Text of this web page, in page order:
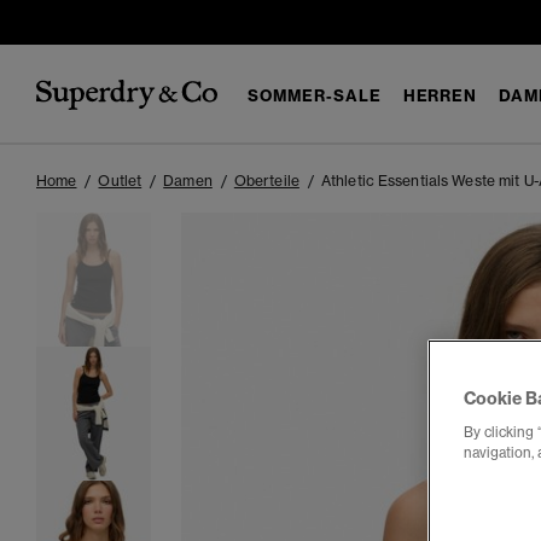
SOMMER-SALE HERREN
Home Outlet Damen Oberteile Athletic Essentials Weste mit
Cookie
By clicking
navigation,